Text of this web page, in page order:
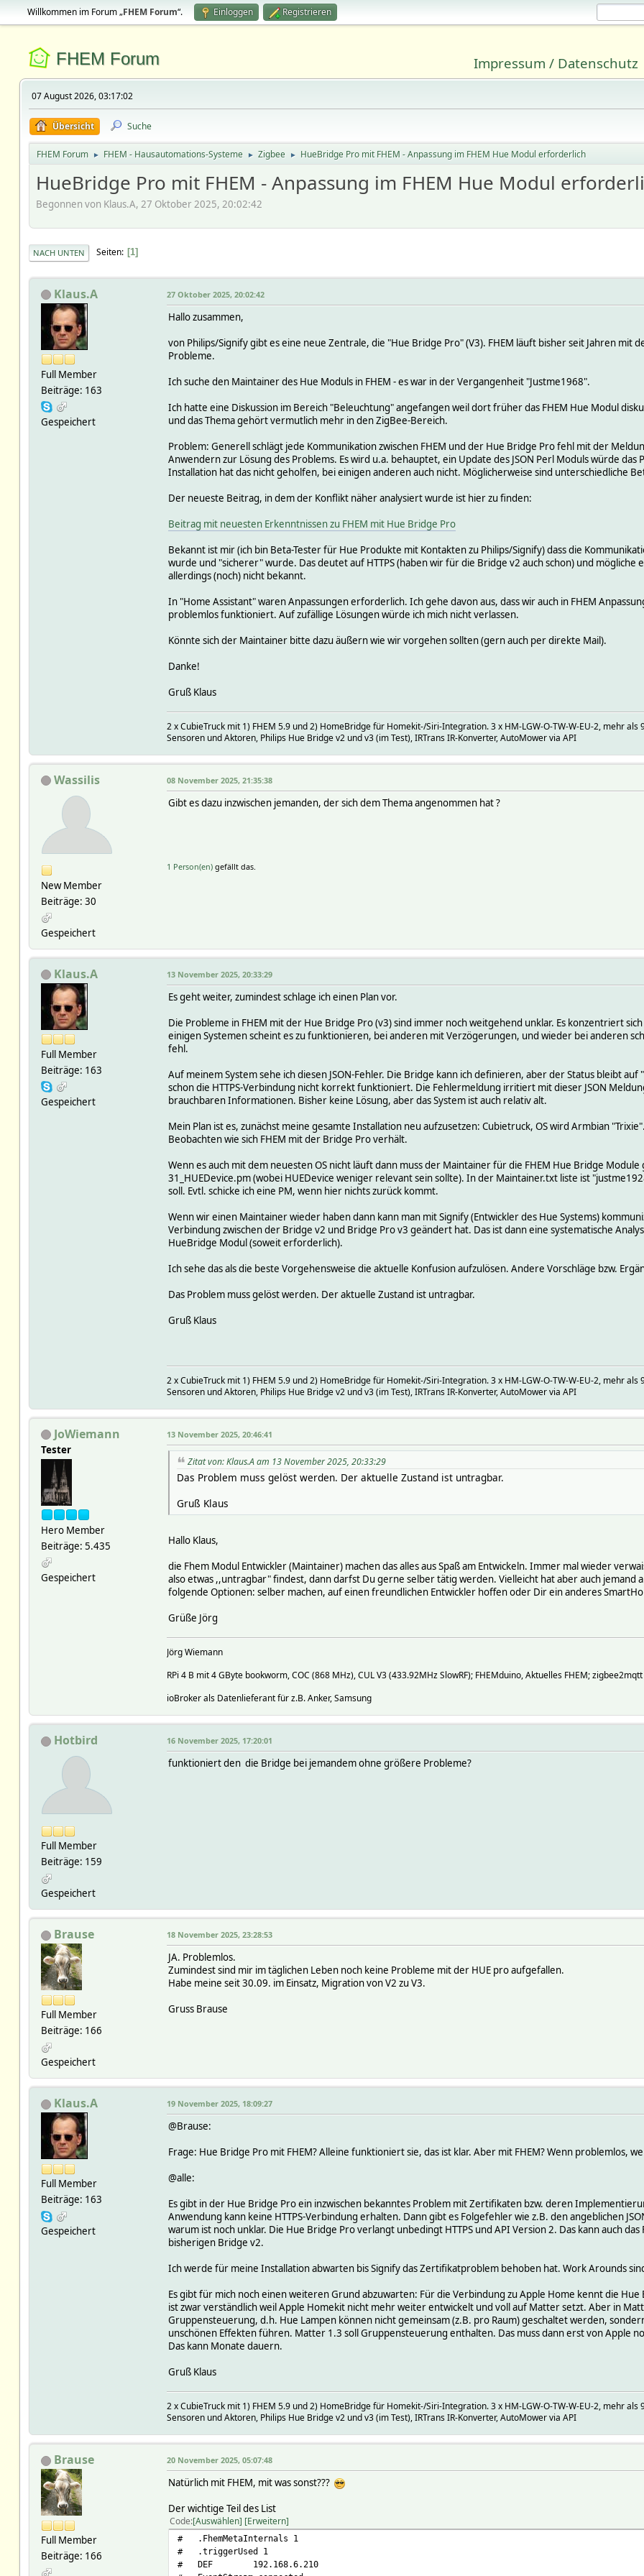
Willkommen im Forum „FHEM Forum“. Einloggen Registrieren
FHEM Forum Impressum / Datenschutz
07 August 2026, 03:17:02
Übersicht Suche
FHEM Forum ► FHEM - Hausautomations-Systeme ► Zigbee ► HueBridge Pro mit FHEM - Anpassung im FHEM Hue Modul erforderlich
HueBridge Pro mit FHEM - Anpassung im FHEM Hue Modul
Begonnen von Klaus.A, 27 Oktober 2025, 20:02:42
NACH UNTEN Seiten 1
Klaus.A
Full Member
Beiträge: 163
Gespeichert
27 Oktober 2025, 20:02:42
Hallo zusammen,
von Philips/Signify gibt es eine neue Zentrale, die "Hue Bridge Pro" (V3). FHEM läuft bisher seit Jahren mit
Probleme.
Ich suche den Maintainer des Hue Moduls in FHEM - es war in der Vergangenheit "Justme1968".
Ich hatte eine Diskussion im Bereich "Beleuchtung" angefangen weil dort früher das FHEM Hue Modul
und das Thema gehört vermutlich mehr in den ZigBee-Bereich.
Problem: Generell schlägt jede Kommunikation zwischen FHEM und der Hue Bridge Pro fehl mit der
Anwendern zur Lösung des Problems. Es wird u.a. behauptet, ein Update des JSON Perl Moduls würde
Installation hat das nicht geholfen, bei einigen anderen auch nicht. Möglicherweise sind unterschiedliche
Der neueste Beitrag, in dem der Konflikt näher analysiert wurde ist hier zu finden:
Beitrag mit neuesten Erkenntnissen zu FHEM mit Hue Bridge Pro
Bekannt ist mir (ich bin Beta-Tester für Hue Produkte mit Kontakten zu Philips/Signify) dass die
wurde und "sicherer" wurde. Das deutet auf HTTPS (haben wir für die Bridge v2 auch schon) und
allerdings (noch) nicht bekannt.
In "Home Assistant" waren Anpassungen erforderlich. Ich gehe davon aus, dass wir auch in FHEM
problemlos funktioniert. Auf zufällige Lösungen würde ich mich nicht verlassen.
Könnte sich der Maintainer bitte dazu äußern wie wir vorgehen sollten (gern auch per direkte Mail).
Danke!
Gruß Klaus
2 x CubieTruck mit 1) FHEM 5.9 und 2) HomeBridge für Homekit-/Siri-Integration. 3 x HM-LGW-O-TW-W-EU-2, mehr
Sensoren und Aktoren, Philips Hue Bridge v2 und v3 (im Test), IRTrans IR-Konverter, AutoMower via API
Wassilis
New Member
Beiträge: 30
Gespeichert
08 November 2025, 21:35:38
Gibt es dazu inzwischen jemanden, der sich dem Thema angenommen hat ?
1 Person(en)gefällt das.
Klaus.A
Full Member
Beiträge: 163
Gespeichert
13 November 2025, 20:33:29
Es geht weiter, zumindest schlage ich einen Plan vor.
Die Probleme in FHEM mit der Hue Bridge Pro (v3) sind immer noch weitgehend unklar. Es konzentriert
einigen Systemen scheint es zu funktionieren, bei anderen mit Verzögerungen, und wieder bei anderen
fehl.
Auf meinem System sehe ich diesen JSON-Fehler. Die Bridge kann ich definieren, aber der Status bleibt
schon die HTTPS-Verbindung nicht korrekt funktioniert. Die Fehlermeldung irritiert mit dieser JSON
brauchbaren Informationen. Bisher keine Lösung, aber das System ist auch relativ alt.
Mein Plan ist es, zunächst meine gesamte Installation neu aufzusetzen: Cubietruck, OS wird Armbian
Beobachten wie sich FHEM mit der Bridge Pro verhält.
Wenn es auch mit dem neuesten OS nicht läuft dann muss der Maintainer für die FHEM Hue Bridge
31_HUEDevice.pm (wobei HUEDevice weniger relevant sein sollte). In der Maintainer.txt liste ist
soll. Evtl. schicke ich eine PM, wenn hier nichts zurück kommt.
Wenn wir einen Maintainer wieder haben dann kann man mit Signify (Entwickler des Hue Systems)
Verbindung zwischen der Bridge v2 und Bridge Pro v3 geändert hat. Das ist dann eine systematische
HueBridge Modul (soweit erforderlich).
Ich sehe das als die beste Vorgehensweise die aktuelle Konfusion aufzulösen. Andere Vorschläge bzw.
Das Problem muss gelöst werden. Der aktuelle Zustand ist untragbar.
Gruß Klaus
2 x CubieTruck mit 1) FHEM 5.9 und 2) HomeBridge für Homekit-/Siri-Integration. 3 x HM-LGW-O-TW-W-EU-2, mehr
Sensoren und Aktoren, Philips Hue Bridge v2 und v3 (im Test), IRTrans IR-Konverter, AutoMower via API
JoWiemann
Tester
Hero Member
Beiträge: 5.435
Gespeichert
13 November 2025, 20:46:41
Zitat von: Klaus.A am 13 November 2025, 20:33:29
Das Problem muss gelöst werden. Der aktuelle Zustand ist untragbar.
Gruß Klaus
Hallo Klaus,
die Fhem Modul Entwickler (Maintainer) machen das alles aus Spaß am Entwickeln. Immer mal wieder
also etwas ,,untragbar" findest, dann darfst Du gerne selber tätig werden. Vielleicht hat aber auch jemand
folgende Optionen: selber machen, auf einen freundlichen Entwickler hoffen oder Dir ein anderes
Grüße Jörg
Jörg Wiemann
RPi 4 B mit 4 GByte bookworm, COC (868 MHz), CUL V3 (433.92MHz SlowRF); FHEMduino, Aktuelles FHEM; zigbee2mqtt
ioBroker als Datenlieferant für z.B. Anker, Samsung
Hotbird
Full Member
Beiträge: 159
Gespeichert
16 November 2025, 17:20:01
funktioniert den die Bridge bei jemandem ohne größere Probleme?
Brause
Full Member
Beiträge: 166
Gespeichert
18 November 2025, 23:28:53
JA. Problemlos.
Zumindest sind mir im täglichen Leben noch keine Probleme mit der HUE pro aufgefallen.
Habe meine seit 30.09. im Einsatz, Migration von V2 zu V3.
Gruss Brause
Klaus.A
Full Member
Beiträge: 163
Gespeichert
19 November 2025, 18:09:27
@Brause:
Frage: Hue Bridge Pro mit FHEM? Alleine funktioniert sie, das ist klar. Aber mit FHEM? Wenn problemlos,
@alle:
Es gibt in der Hue Bridge Pro ein inzwischen bekanntes Problem mit Zertifikaten bzw. deren
Anwendung kann keine HTTPS-Verbindung erhalten. Dann gibt es Folgefehler wie z.B. den angeblichen
warum ist noch unklar. Die Hue Bridge Pro verlangt unbedingt HTTPS und API Version 2. Das kann auch
bisherigen Bridge v2.
Ich werde für meine Installation abwarten bis Signify das Zertifikatproblem behoben hat. Work Arounds
Es gibt für mich noch einen weiteren Grund abzuwarten: Für die Verbindung zu Apple Home kennt die
ist zwar verständlich weil Apple Homekit nicht mehr weiter entwickelt und voll auf Matter setzt. Aber in
Gruppensteuerung, d.h. Hue Lampen können nicht gemeinsam (z.B. pro Raum) geschaltet werden,
unschönen Effekten führen. Matter 1.3 soll Gruppensteuerung enthalten. Das muss dann erst von Apple
Das kann Monate dauern.
Gruß Klaus
2 x CubieTruck mit 1) FHEM 5.9 und 2) HomeBridge für Homekit-/Siri-Integration. 3 x HM-LGW-O-TW-W-EU-2, mehr
Sensoren und Aktoren, Philips Hue Bridge v2 und v3 (im Test), IRTrans IR-Konverter, AutoMower via API
Brause
Full Member
Beiträge: 166
20 November 2025, 05:07:48
Natürlich mit FHEM, mit was sonst???
Der wichtige Teil des List
Code Auswählen Erweitern
# .FhemMetaInternals 1
# .triggerUsed 1
# DEF 192.168.6.210